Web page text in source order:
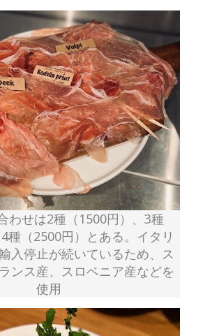
わせは2種（1500円）、3種
4種（2500円）とある。イタリ
入停止が続いているため、ス
ンス産、スロベニア産などを
使用